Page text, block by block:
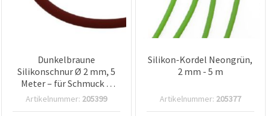
Dunkelbraune
Silikonschnur Ø 2 mm, 5
Meter – für Schmuck &
Basteln
Artikelnummer: 205399
Silikon-Kordel Neongrün,
2 mm - 5 m
Artikelnummer: 205377